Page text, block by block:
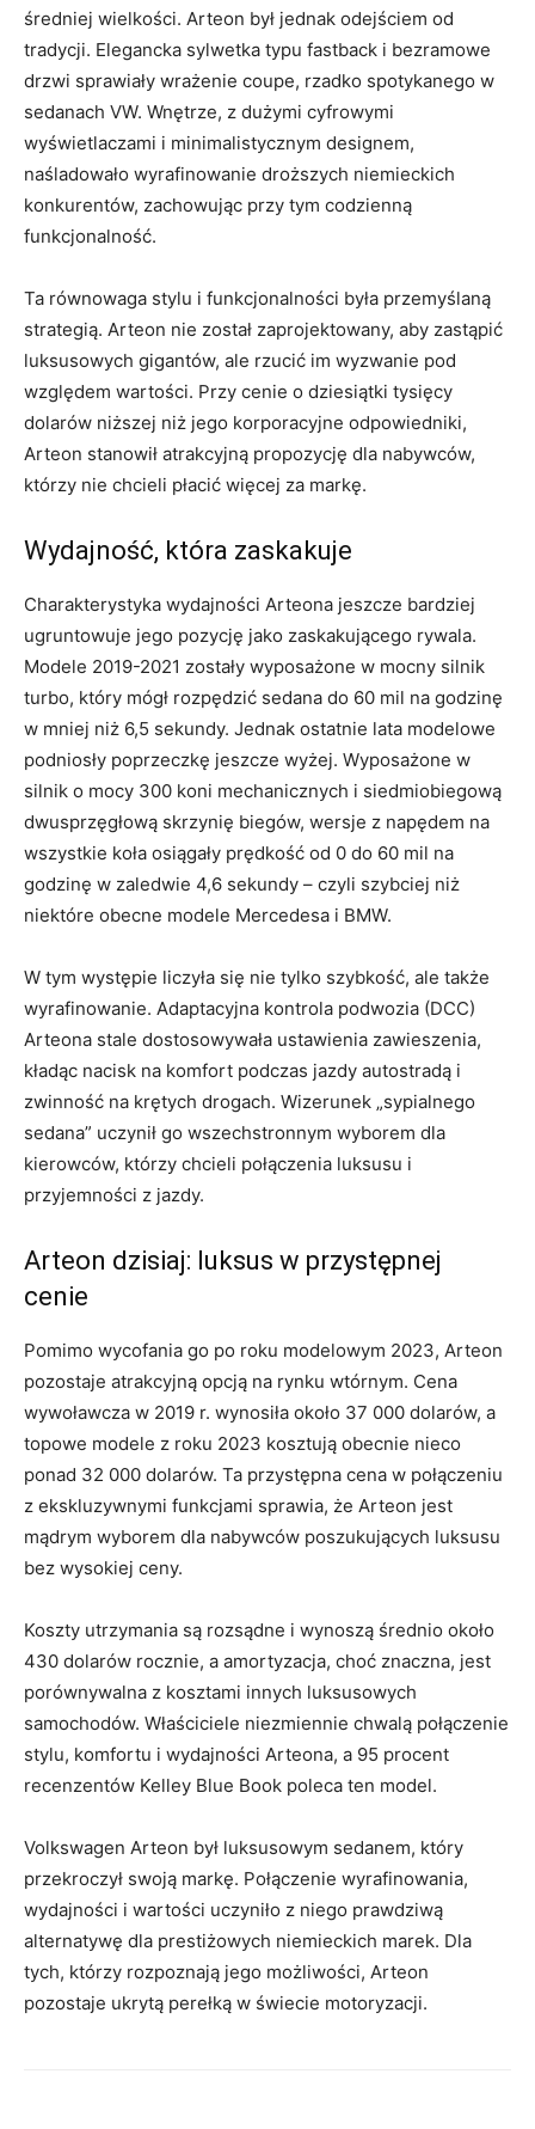
średniej wielkości. Arteon był jednak odejściem od
tradycji. Elegancka sylwetka typu fastback i bezramowe
drzwi sprawiały wrażenie coupe, rzadko spotykanego w
sedanach VW. Wnętrze, z dużymi cyfrowymi
wyświetlaczami i minimalistycznym designem,
naśladowało wyrafinowanie droższych niemieckich
konkurentów, zachowując przy tym codzienną
funkcjonalność.
Ta równowaga stylu i funkcjonalności była przemyślaną
strategią. Arteon nie został zaprojektowany, aby zastąpić
luksusowych gigantów, ale rzucić im wyzwanie pod
względem wartości. Przy cenie o dziesiątki tysięcy
dolarów niższej niż jego korporacyjne odpowiedniki,
Arteon stanowił atrakcyjną propozycję dla nabywców,
którzy nie chcieli płacić więcej za markę.
Wydajność, która zaskakuje
Charakterystyka wydajności Arteona jeszcze bardziej
ugruntowuje jego pozycję jako zaskakującego rywala.
Modele 2019-2021 zostały wyposażone w mocny silnik
turbo, który mógł rozpędzić sedana do 60 mil na godzinę
w mniej niż 6,5 sekundy. Jednak ostatnie lata modelowe
podniosły poprzeczkę jeszcze wyżej. Wyposażone w
silnik o mocy 300 koni mechanicznych i siedmiobiegową
dwusprzęgłową skrzynię biegów, wersje z napędem na
wszystkie koła osiągały prędkość od 0 do 60 mil na
godzinę w zaledwie 4,6 sekundy – czyli szybciej niż
niektóre obecne modele Mercedesa i BMW.
W tym występie liczyła się nie tylko szybkość, ale także
wyrafinowanie. Adaptacyjna kontrola podwozia (DCC)
Arteona stale dostosowywała ustawienia zawieszenia,
kładąc nacisk na komfort podczas jazdy autostradą i
zwinność na krętych drogach. Wizerunek „sypialnego
sedana” uczynił go wszechstronnym wyborem dla
kierowców, którzy chcieli połączenia luksusu i
przyjemności z jazdy.
Arteon dzisiaj: luksus w przystępnej
cenie
Pomimo wycofania go po roku modelowym 2023, Arteon
pozostaje atrakcyjną opcją na rynku wtórnym. Cena
wywoławcza w 2019 r. wynosiła około 37 000 dolarów, a
topowe modele z roku 2023 kosztują obecnie nieco
ponad 32 000 dolarów. Ta przystępna cena w połączeniu
z ekskluzywnymi funkcjami sprawia, że ​​Arteon jest
mądrym wyborem dla nabywców poszukujących luksusu
bez wysokiej ceny.
Koszty utrzymania są rozsądne i wynoszą średnio około
430 dolarów rocznie, a amortyzacja, choć znaczna, jest
porównywalna z kosztami innych luksusowych
samochodów. Właściciele niezmiennie chwalą połączenie
stylu, komfortu i wydajności Arteona, a 95 procent
recenzentów Kelley Blue Book poleca ten model.
Volkswagen Arteon był luksusowym sedanem, który
przekroczył swoją markę. Połączenie wyrafinowania,
wydajności i wartości uczyniło z niego prawdziwą
alternatywę dla prestiżowych niemieckich marek. Dla
tych, którzy rozpoznają jego możliwości, Arteon
pozostaje ukrytą perełką w świecie motoryzacji.